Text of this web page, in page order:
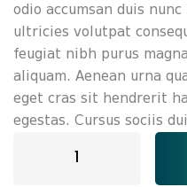
odio accumsan duis
ultricies volutpat
feugiat nibh purus
aliquam. Aenean urna
eget cras sit hendrerit
egestas. Cursus sociis